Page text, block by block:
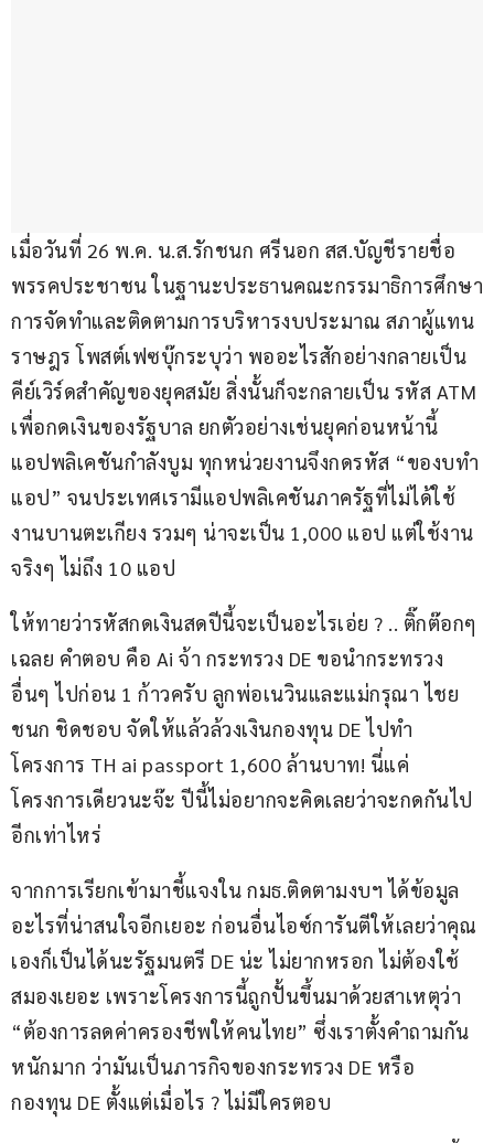
เมื่อวันที่ 26 พ.ค. น.ส.รักชนก ศรีนอก สส.บัญชีรายชื่อ
พรรคประชาชน ในฐานะประธานคณะกรรมาธิการศึกษา
การจัดทำและติดตามการบริหารงบประมาณ สภาผู้แทน
ราษฎร โพสต์เฟซบุ๊กระบุว่า พออะไรสักอย่างกลายเป็น
คีย์เวิร์ดสำคัญของยุคสมัย สิ่งนั้นก็จะกลายเป็น รหัส ATM
เพื่อกดเงินของรัฐบาล ยกตัวอย่างเช่นยุคก่อนหน้านี้
แอปพลิเคชันกำลังบูม ทุกหน่วยงานจึงกดรหัส “ของบทำ
แอป” จนประเทศเรามีแอปพลิเคชันภาครัฐที่ไม่ได้ใช้
งานบานตะเกียง รวมๆ น่าจะเป็น 1,000 แอป แต่ใช้งาน
จริงๆ ไม่ถึง 10 แอป
ให้ทายว่ารหัสกดเงินสดปีนี้จะเป็นอะไรเอ่ย ? .. ติ๊กต๊อกๆ
เฉลย คำตอบ คือ Ai จ้า กระทรวง DE ขอนำกระทรวง
อื่นๆ ไปก่อน 1 ก้าวครับ ลูกพ่อเนวินและแม่กรุณา ไชย
ชนก ชิดชอบ จัดให้แล้วล้วงเงินกองทุน DE ไปทำ
โครงการ TH ai passport 1,600 ล้านบาท! นี่แค่
โครงการเดียวนะจ๊ะ ปีนี้ไม่อยากจะคิดเลยว่าจะกดกันไป
อีกเท่าไหร่
จากการเรียกเข้ามาชี้แจงใน กมธ.ติดตามงบฯ ได้ข้อมูล
อะไรที่น่าสนใจอีกเยอะ ก่อนอื่นไอซ์การันตีให้เลยว่าคุณ
เองก็เป็นได้นะรัฐมนตรี DE น่ะ ไม่ยากหรอก ไม่ต้องใช้
สมองเยอะ เพราะโครงการนี้ถูกปั้นขึ้นมาด้วยสาเหตุว่า
“ต้องการลดค่าครองชีพให้คนไทย” ซึ่งเราตั้งคำถามกัน
หนักมาก ว่ามันเป็นภารกิจของกระทรวง DE หรือ
กองทุน DE ตั้งแต่เมื่อไร ? ไม่มีใครตอบ